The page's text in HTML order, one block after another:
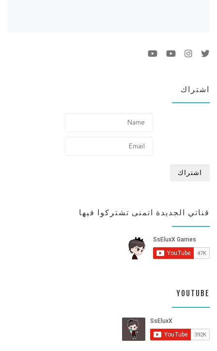
اشتراك
قناتي الجديدة اتمنى تشتركوا فيها
YOUTUBE